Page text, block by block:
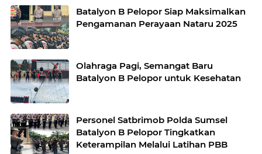
Batalyon B Pelopor Siap Maksimalkan
Pengamanan Perayaan Nataru 2025
Olahraga Pagi, Semangat Baru
Batalyon B Pelopor untuk Kesehatan
Personel Satbrimob Polda Sumsel
Batalyon B Pelopor Tingkatkan
Keterampilan Melalui Latihan PBB